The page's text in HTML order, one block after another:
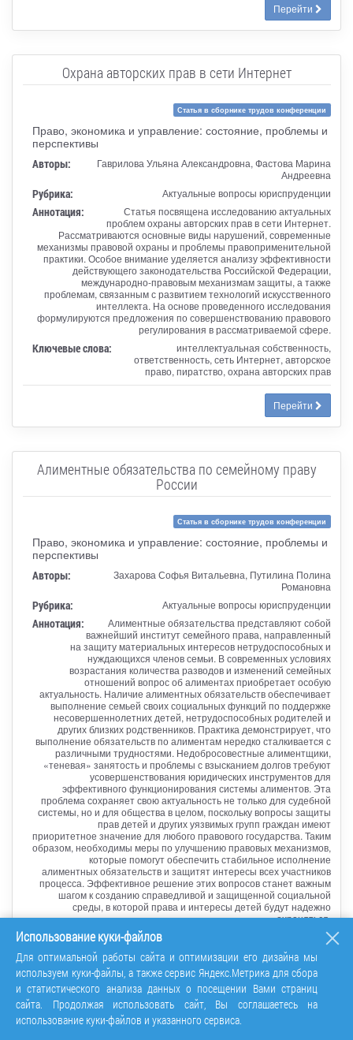
Перейти
Охрана авторских прав в сети Интернет
Статья в сборнике трудов конференции
Право, экономика и управление: состояние, проблемы и
перспективы
Авторы:
Гаврилова Ульяна Александровна, Фастова Марина
Андреевна
Рубрика: Актуальные вопросы юриспруденции
Аннотация:
Статья посвящена исследованию актуальных
проблем охраны авторских прав в сети Интернет.
Рассматриваются основные виды нарушений, современные
механизмы правовой охраны и проблемы правоприменительной
практики. Особое внимание уделяется анализу эффективности
действующего законодательства Российской Федерации,
международно-правовым механизмам защиты, а также
проблемам, связанным с развитием технологий искусственного
интеллекта. На основе проведенного исследования
формулируются предложения по совершенствованию правового
регулирования в рассматриваемой сфере.
Ключевые слова:
интеллектуальная собственность,
ответственность, сеть Интернет, авторское
право, пиратство, охрана авторских прав
Перейти
Алиментные обязательства по семейному праву
России
Статья в сборнике трудов конференции
Право, экономика и управление: состояние, проблемы и
перспективы
Авторы:
Захарова Софья Витальевна, Путилина Полина
Романовна
Рубрика: Актуальные вопросы юриспруденции
Аннотация:
Алиментные обязательства представляют собой
важнейший институт семейного права, направленный
на защиту материальных интересов нетрудоспособных и
нуждающихся членов семьи. В современных условиях
возрастания количества разводов и изменений семейных
отношений вопрос об алиментах приобретает особую
актуальность. Наличие алиментных обязательств обеспечивает
выполнение семьей своих социальных функций по поддержке
несовершеннолетних детей, нетрудоспособных родителей и
других близких родственников. Практика демонстрирует, что
выполнение обязательств по алиментам нередко сталкивается с
различными трудностями. Недобросовестные алиментщики,
«теневая» занятость и проблемы с взысканием долгов требуют
усовершенствования юридических инструментов для
эффективного функционирования системы алиментов. Эта
проблема сохраняет свою актуальность не только для судебной
системы, но и для общества в целом, поскольку вопросы защиты
прав детей и других уязвимых групп граждан имеют
приоритетное значение для любого правового государства. Таким
образом, необходимы меры по улучшению правовых механизмов,
которые помогут обеспечить стабильное исполнение
алиментных обязательств и защитят интересы всех участников
процесса. Эффективное решение этих вопросов станет важным
шагом к созданию справедливой и защищенной социальной
среды, в которой права и интересы детей будут надежно
охраняться.
Ключевые слова:
алиментные обязательства, соглашение об
уплате алиментов, взыскание алиментов,
содержание несовершеннолетних детей, ответственность
родителей
Перейти
Использование куки-файлов
Для оптимальной работы сайта и оптимизации его дизайна мы
используем куки-файлы, а также сервис Яндекс.Метрика для сбора
и статистического анализа данных о посещении Вами страниц
сайта. Продолжая использовать сайт, Вы соглашаетесь на
использование куки-файлов и указанного сервиса.